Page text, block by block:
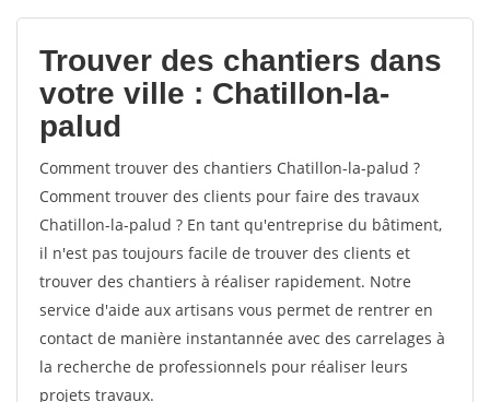
votes
Trouver des chantiers dans
votre ville : Chatillon-la-
palud
Comment trouver des chantiers Chatillon-la-palud ?
Comment trouver des clients pour faire des travaux
Chatillon-la-palud ? En tant qu'entreprise du bâtiment,
il n'est pas toujours facile de trouver des clients et
trouver des chantiers à réaliser rapidement. Notre
service d'aide aux artisans vous permet de rentrer en
contact de manière instantannée avec des carrelages à
la recherche de professionnels pour réaliser leurs
projets travaux.